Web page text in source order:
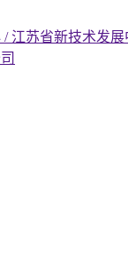
江苏省新技术发展